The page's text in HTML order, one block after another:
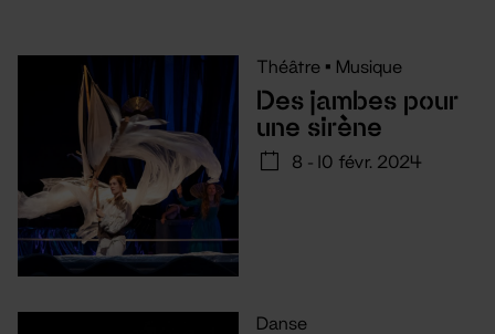
Théâtre • Musique
Des jambes pour
une sirène
8 - 10 févr. 2024
Danse